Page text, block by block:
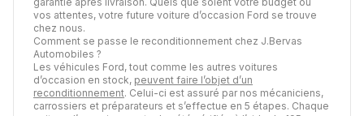
vos attentes, votre future voiture d’occasion Ford se trouve
chez nous.
Comment se passe le reconditionnement chez J.Bervas
Automobiles ?
Les véhicules Ford, tout comme les autres voitures
d’occasion en stock, peuvent faire l’objet d’un
reconditionnement. Celui-ci est assuré par nos mécaniciens,
carrossiers et préparateurs et s’effectue en 5 étapes. Chaque